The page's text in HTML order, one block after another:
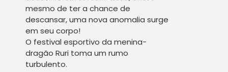
mesmo de ter a chance de
descansar, uma nova anomalia surge
em seu corpo!
O festival esportivo da menina-
dragão Ruri toma um rumo
turbulento.